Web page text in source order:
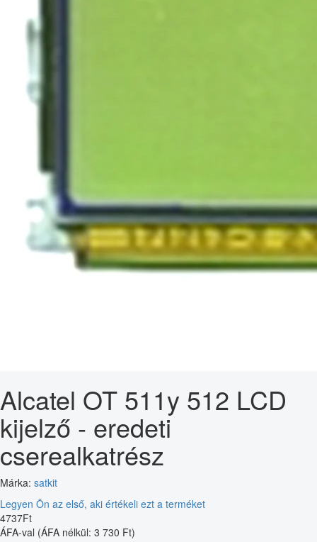
Alcatel OT 511y 512 LCD
kijelző - eredeti
cserealkatrész
Márka: satkit
Legyen Ön az első, aki értékeli ezt a terméket
4737Ft
ÁFA-val (ÁFA nélkül: 3 730 Ft)